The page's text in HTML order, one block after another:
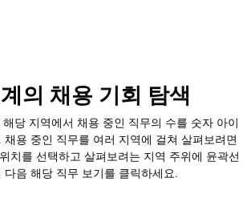
의 채용 기회 탐색
당 지역에서 채용 중인 직무의 수를 숫자 아이
채용 중인 직무를 여러 지역에 걸쳐 살펴보려면
치를 선택하고 살펴보려는 지역 주위에 윤곽선
다음 해당 직무 보기를 클릭하세요.